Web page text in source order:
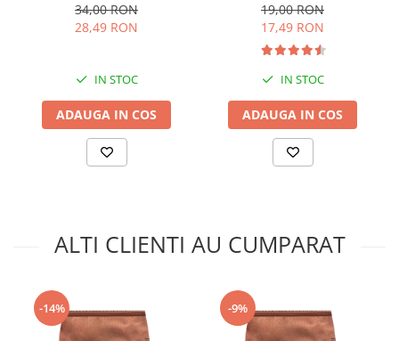
34,00 RON
28,49 RON
IN STOC
ADAUGA IN COS
19,00 RON
17,49 RON
IN STOC
ADAUGA IN COS
ALTI CLIENTI AU CUMPARAT
-14% -9%